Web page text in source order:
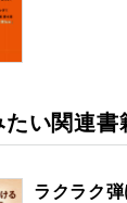
い関連書
ラクラク